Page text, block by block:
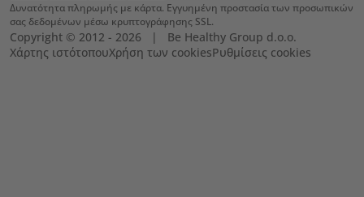
Δυνατότητα πληρωμής με κάρτα. Εγγυημένη προστασία των προσωπικών
σας δεδομένων μέσω κρυπτογράφησης SSL.
Copyright © 2012 - 2026   |   Be Healthy Group d.o.o.
Χάρτης ιστότοπουΧρήση των cookiesΡυθμίσεις cookies